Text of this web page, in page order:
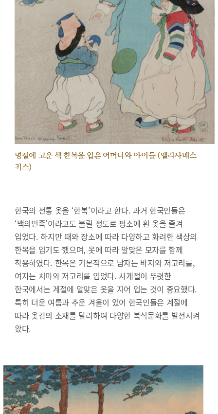
명절에 고운 색 한복을 입은 어머니와 아이들 (엘리자베스
키스)
한국의 전통 옷을 ‘한복’이라고 한다. 과거 한국인들은
‘백의민족’이라고도 불릴 정도로 평소에 흰 옷을 즐겨
입었다. 하지만 때와 장소에 따라 다양하고 화려한 색상의
한복을 입기도 했으며, 옷에 따라 알맞은 모자를 함께
착용하였다. 한복은 기본적으로 남자는 바지와 저고리를,
여자는 치마와 저고리를 입었다. 사계절이 뚜렷한
한국에서는 계절에 알맞은 옷을 지어 입는 것이 중요했다.
특히 더운 여름과 추운 겨울이 있어 한국인들은 계절에
따라 옷감의 소재를 달리하여 다양한 복식문화를 발전시켜
왔다.